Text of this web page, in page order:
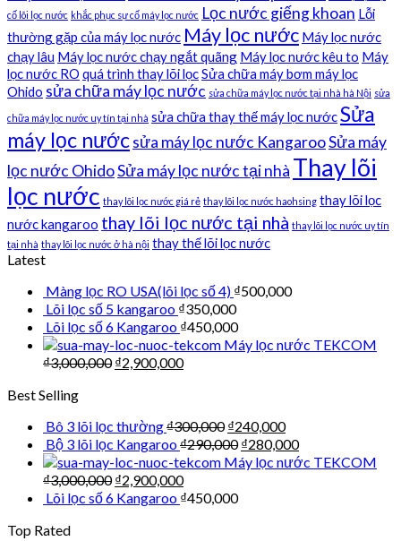
cố lõi lọc nước khắc phục sự cố máy lọc nước Lọc nước giếng khoan Lỗi
thường gặp của máy lọc nước Máy lọc nước Máy lọc nước
chạy lâu Máy lọc nước chạy ngắt quãng Máy lọc nước kêu to Máy
lọc nước RO quá trình thay lõi lọcSửa chữa máy bơm máy lọc
Ohido sửa chữa máy lọc nước sửa chữa máy lọc nước tại nhà hà Nội sửa
chữa máy lọc nước uy tín tại nhà sửa chữa thay thế máy lọc nướcSửa
máy lọc nướcsửa máy lọc nước KangarooSửa máy
lọc nước OhidoSửa máy lọc nước tại nhà Thay lõi
lọc nước thay lõi lọc nước giá rẻ thay lõi lọc nước haohsing thay lõi lọc
nước kangaroo thay lõi lọc nước tại nhà thay lõi lọc nước uy tín
tại nhà thay lõi lọc nước ở hà nội thay thế lõi lọc nước
Latest
Màng lọc RO USA(lõi lọc số 4) ₫500,000
Lõi lọc số 5 kangaroo ₫350,000
Lõi lọc số 6 Kangaroo ₫450,000
Máy lọc nước TEKCOM
₫3,000,000 ₫2,900,000
Best Selling
Bô 3 lõi lọc thường₫300,000 ₫240,000
Bộ 3 lõi lọc Kangaroo₫290,000 ₫280,000
Máy lọc nước TEKCOM
₫3,000,000 ₫2,900,000
Lõi lọc số 6 Kangaroo ₫450,000
Top Rated